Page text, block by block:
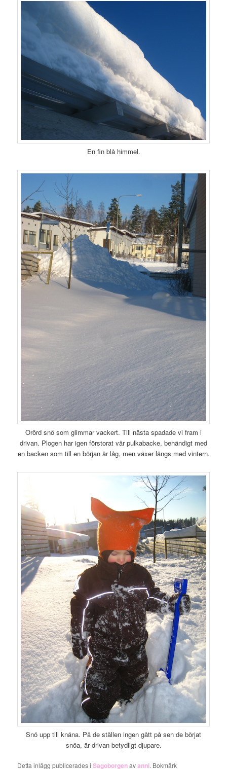
En fin blå himmel.
Orörd snö som glimmar vackert. Till nästa spadade vi fram i
drivan. Plogen har igen förstorat vår pulkabacke, behändigt med
en backen som till en början är låg, men växer längs med vintern.
Snö upp till knäna. På de ställen ingen gått på sen de börjat
snöa, är drivan betydligt djupare.
Detta inlägg publicerades iSagoborgenavanni. Bokmärk